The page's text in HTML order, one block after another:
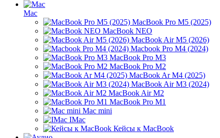
Mac
MacBook Pro M5 (2025)
MacBook NEO
MacBook Air M5 (2026)
Macbook Pro M4 (2024)
MacBook Pro M3
MacBook Pro M2
MacBook Ar M4 (2025)
MacBook Air M3 (2024)
MacBook Air M2
MacBook Pro M1
Mac mini
IMac
Кейсы к MacBook